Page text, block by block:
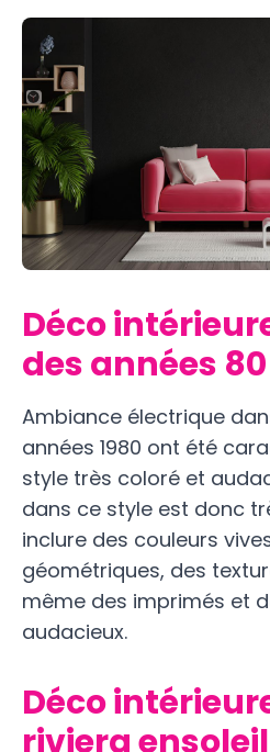
Déco
des années 80
Ambiance électrique
années 1980 ont été
style très coloré et
dans ce style est donc
inclure des couleurs
géométriques, des
même des imprimés et
audacieux.
Déco
riviera